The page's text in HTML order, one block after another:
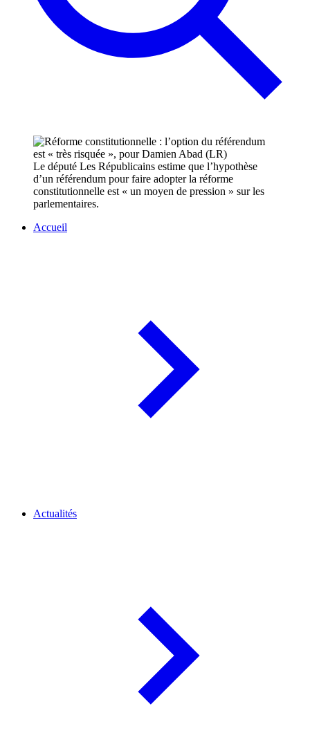
Le député Les Républicains estime que l’hypothèse
d’un référendum pour faire adopter la réforme
constitutionnelle est « un moyen de pression » sur les
parlementaires.
Accueil
Actualités